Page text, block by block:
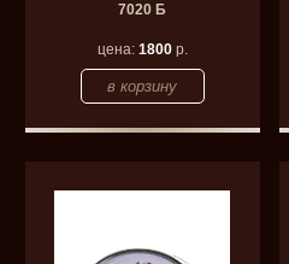
7020 Б
цена: 1800р.